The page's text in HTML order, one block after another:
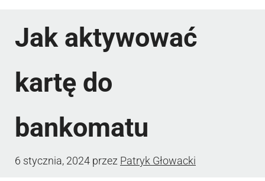
Jak aktywować
kartę do
bankomatu
6 stycznia, 2024 przez Patryk Głowacki